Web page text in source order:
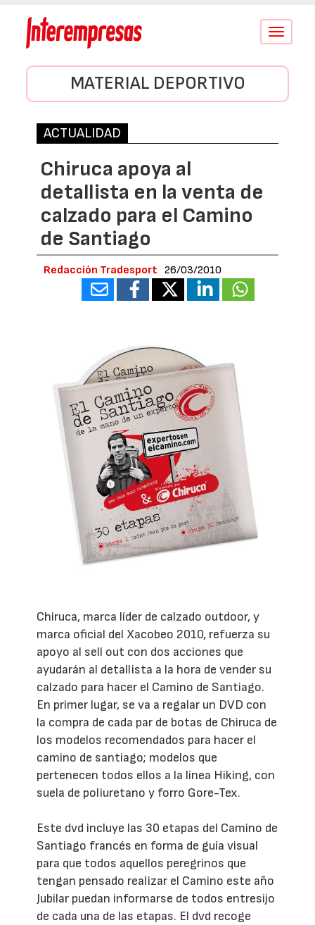
Conmutar
MATERIAL DEPORTIVO
ACTUALIDAD
Chiruca apoya al
detallista en la venta de
calzado para el Camino
de Santiago
Redacción Tradesport 26/03/2010
Chiruca, marca líder de calzado outdoor, y
marca oficial del Xacobeo 2010, refuerza su
apoyo al sell out con dos acciones que
ayudarán al detallista a la hora de vender su
calzado para hacer el Camino de Santiago.
En primer lugar, se va a regalar un DVD con
la compra de cada par de botas de Chiruca de
los modelos recomendados para hacer el
camino de santiago; modelos que
pertenecen todos ellos a la línea Hiking, con
suela de poliuretano y forro Gore-Tex.
Este dvd incluye las 30 etapas del Camino de
Santiago francés en forma de guía visual
para que todos aquellos peregrinos que
tengan pensado realizar el Camino este año
Jubilar puedan informarse de todos entresijo
de cada una de las etapas. El dvd recoge